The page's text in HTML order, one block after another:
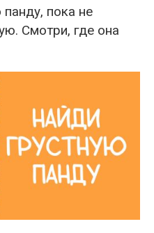
пока не
Смотри, где она